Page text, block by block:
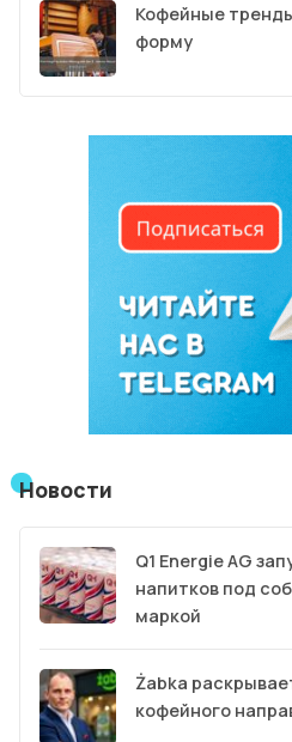
Кофейные
форму
Новости
Q1 Energie AG
напитков под
маркой
Żabka
кофейного